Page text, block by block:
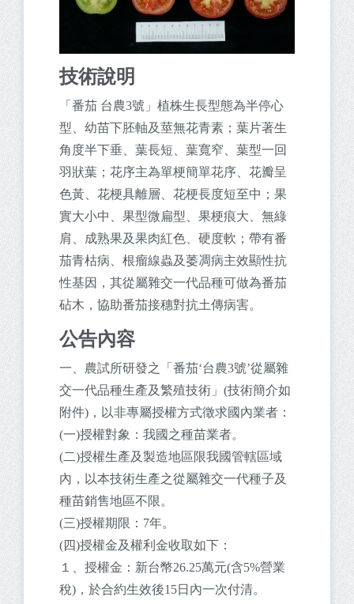
技術說明
「番茄 台農3號」植株生長型態為半停心
型、幼苗下胚軸及莖無花青素；葉片著生
角度半下垂、葉長短、葉寬窄、葉型一回
羽狀葉；花序主為單梗簡單花序、花瓣呈
色黃、花梗具離層、花梗長度短至中；果
實大小中、果型微扁型、果梗痕大、無綠
肩、成熟果及果肉紅色、硬度軟；帶有番
茄青枯病、根瘤線蟲及萎凋病主效顯性抗
性基因，其從屬雜交一代品種可做為番茄
砧木，協助番茄接穗對抗土傳病害。
公告內容
一、農試所研發之「番茄‘台農3號’從屬雜
交一代品種生產及繁殖技術」(技術簡介如
附件)，以非專屬授權方式徵求國內業者：
(一)授權對象：我國之種苗業者。
(二)授權生產及製造地區限我國管轄區域
內，以本技術生產之從屬雜交一代種子及
種苗銷售地區不限。
(三)授權期限：7年。
(四)授權金及權利金收取如下：
１、授權金：新台幣26.25萬元(含5%營業
稅)，於合約生效後15日內一次付清。